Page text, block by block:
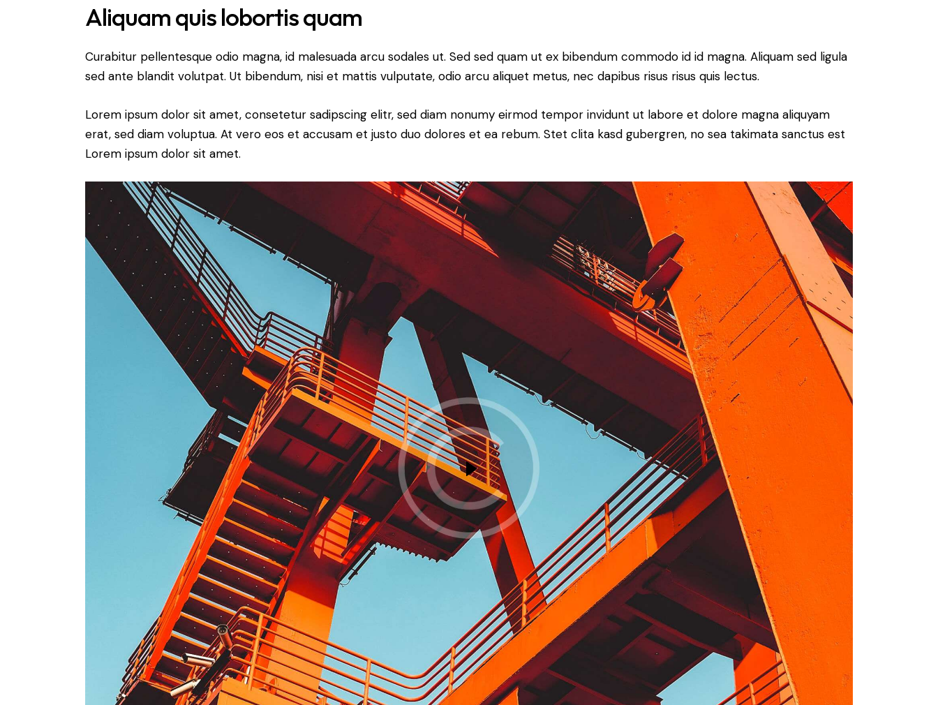
Aliquam quis lobortis quam
Curabitur pellentesque odio magna, id malesuada arcu sodales ut. Sed sed quam ut ex bibendum commodo id id magna. Aliquam sed ligula
sed ante blandit volutpat. Ut bibendum, nisi et mattis vulputate, odio arcu aliquet metus, nec dapibus risus risus quis lectus.
Lorem ipsum dolor sit amet, consetetur sadipscing elitr, sed diam nonumy eirmod tempor invidunt ut labore et dolore magna aliquyam
erat, sed diam voluptua. At vero eos et accusam et justo duo dolores et ea rebum. Stet clita kasd gubergren, no sea takimata sanctus est
Lorem ipsum dolor sit amet.